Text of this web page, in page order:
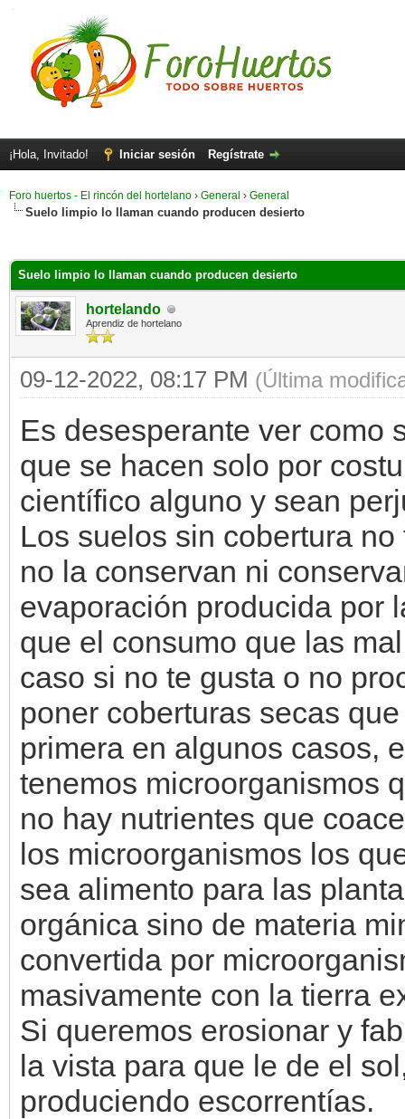
¡Hola, Invitado! Iniciar sesión Regístrate
Foro huertos - El rincón del hortelano › General › General
Suelo limpio lo llaman cuando producen desierto
Suelo limpio lo llaman cuando producen desierto
hortelando
Aprendiz de hortelano
09-12-2022, 08:17 PM (Última
Es desesperante ver como
que se hacen solo por
científico alguno y sean
Los suelos sin cobertura
no la conservan ni
evaporación producida por
que el consumo que las
caso si no te gusta o no
poner coberturas secas
primera en algunos casos,
tenemos microorganismos
no hay nutrientes que
los microorganismos los
sea alimento para las
orgánica sino de materia
convertida por
masivamente con la tierra
Si queremos erosionar y
la vista para que le de el
produciendo escorrentías.